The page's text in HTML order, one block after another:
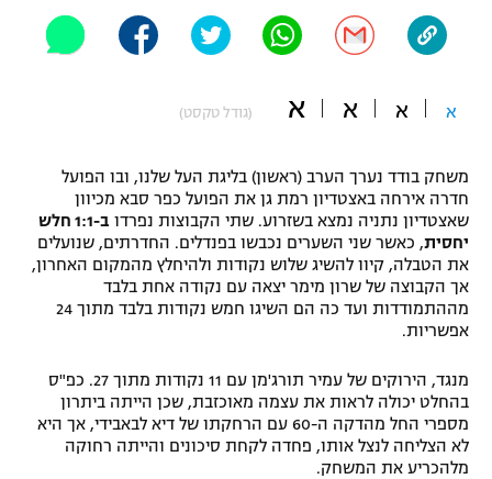
"מחצית בשכונה" – פודקאסט
תקנון עבור פעילות אלקטרה
תקנון עבור פעילות ספורט 1 – "מרלן"
גיימינג E-Sports
תנאי שימוש
מדיניות פרטיות
תקנון פעילות ספורט 1
אופניים
פוטבול אמריקאי NFL
בייסבול MLB
ספורט אתגרי ואקסטרים
גיימינג E-Sports
א א א א (גודל טקסט)
משחק בודד נערך הערב (ראשון) בליגת העל שלנו, ובו הפועל
חדרה אירחה באצטדיון רמת גן את הפועל כפר סבא מכיוון
שאצטדיון נתניה נמצא בשזרוע. שתי הקבוצות נפרדו
ב-1:1 חלש
יחסית, כאשר שני השערים נכבשו בפנדלים. החדרתים, שנועלים
את הטבלה, קיוו להשיג שלוש נקודות ולהיחלץ מהמקום האחרון,
אך הקבוצה של שרון מימר יצאה עם נקודה אחת בלבד
מההתמודדות ועד כה הם השיגו חמש נקודות בלבד מתוך 24
אפשריות.
מנגד, הירוקים של עמיר תורג'מן עם 11 נקודות מתוך 27. כפ"ס
בהחלט יכולה לראות את עצמה מאוכזבת, שכן הייתה ביתרון
מספרי החל מהדקה ה-60 עם הרחקתו של דיא לבאבידי, אך היא
לא הצליחה לנצל אותו, פחדה לקחת סיכונים והייתה רחוקה
מלהכריע את המשחק.